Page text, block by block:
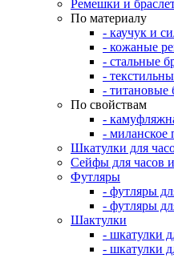
Ремешки и
По материалу
- каучук и
- кожаные
- стальные
-
- титановые
По свойствам
-
- миланское
Шкатулки для
Сейфы для часов
Футляры
- футляры
- футляры
Шактулки
- шкатулки
- шкатулки